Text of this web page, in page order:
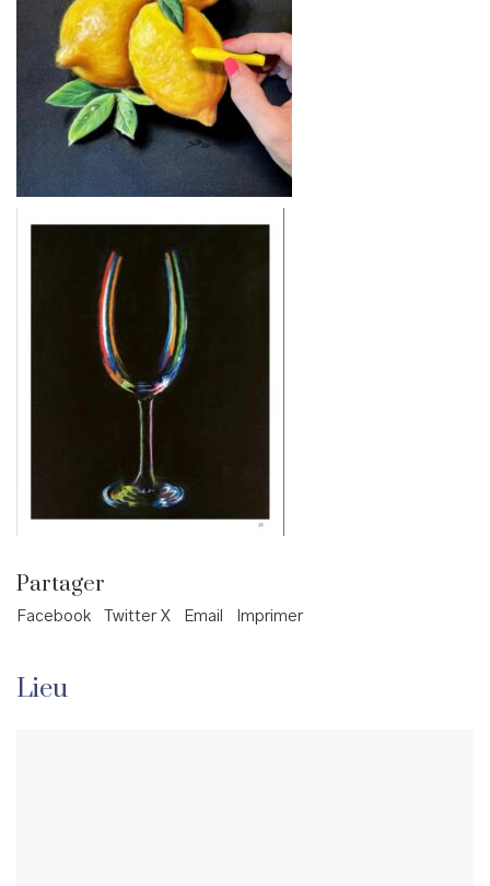
Partager
Facebook Twitter X Email Imprimer
Lieu